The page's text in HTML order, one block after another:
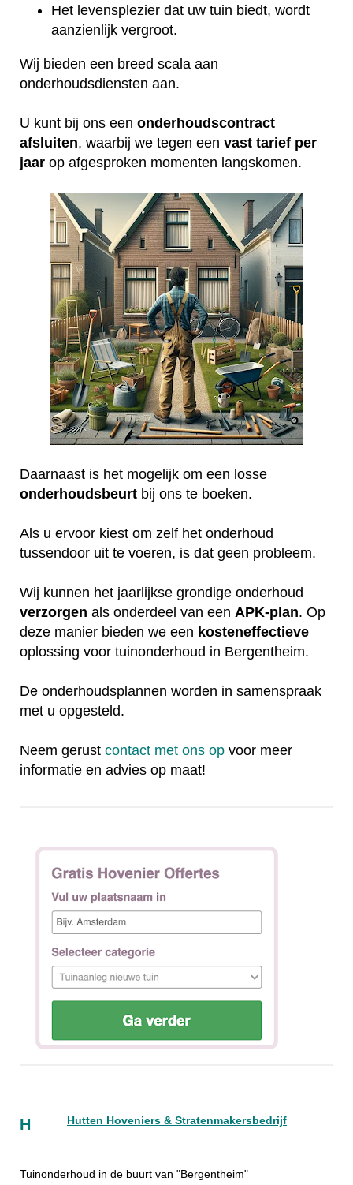
Het levensplezier dat uw tuin biedt, wordt
aanzienlijk vergroot.
Wij bieden een breed scala aan
onderhoudsdiensten aan.
U kunt bij ons een onderhoudscontract
afsluiten, waarbij we tegen een vast tarief per
jaar op afgesproken momenten langskomen.
Daarnaast is het mogelijk om een losse
onderhoudsbeurt bij ons te boeken.
Als u ervoor kiest om zelf het onderhoud
tussendoor uit te voeren, is dat geen probleem.
Wij kunnen het jaarlijkse grondige onderhoud
verzorgen als onderdeel van een APK-plan. Op
deze manier bieden we een kosteneffectieve
oplossing voor tuinonderhoud in Bergentheim.
De onderhoudsplannen worden in samenspraak
met u opgesteld.
Neem gerust contact met ons op voor meer
informatie en advies op maat!
H Hutten Hoveniers & Stratenmakersbedrijf
Tuinonderhoud in de buurt van "Bergentheim"